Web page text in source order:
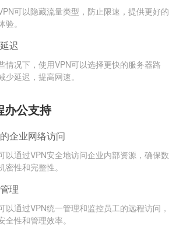
可以隐藏流量类型，防止限速，提供更好的
验。
迟
情况下，使用VPN可以选择更快的服务器路
少延迟，提高网速。
办公支持
企业网络访问
以通过VPN安全地访问企业内部资源，确保数
密性和完整性。
理
以通过VPN统一管理和监控员工的远程访问，
全性和管理效率。